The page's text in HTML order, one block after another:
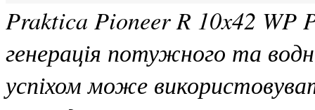
Praktica Pioneer R 10x42 WP
генерація потужного та
успіхом може